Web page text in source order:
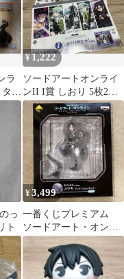
ラ
オ
タン
¥1,222
ソードアートオンライ
ンII I賞 しおり 5枚2セ
ット
っ
ト
¥3,499
一番くじプレミアム
ソードアート・オンラ
イン C賞 ユウキ
キリトカラーver.